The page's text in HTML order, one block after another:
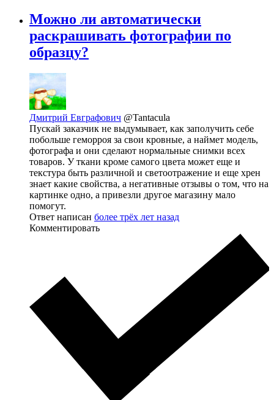
Можно ли автоматически
раскрашивать фотографии по
образцу?
Дмитрий Евграфович @Tantacula
Пускай заказчик не выдумывает, как заполучить себе
побольше геморроя за свои кровные, а наймет модель,
фотографа и они сделают нормальные снимки всех
товаров. У ткани кроме самого цвета может еще и
текстура быть различной и светоотражение и еще хрен
знает какие свойства, а негативные отзывы о том, что на
картинке одно, а привезли другое магазину мало
помогут.
Ответ написан более трёх лет назад
Комментировать